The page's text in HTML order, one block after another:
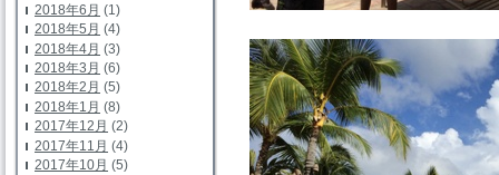
2018年6月 (1)
2018年5月 (4)
2018年4月 (3)
2018年3月 (6)
2018年2月 (5)
2018年1月 (8)
2017年12月 (2)
2017年11月 (4)
2017年10月 (5)